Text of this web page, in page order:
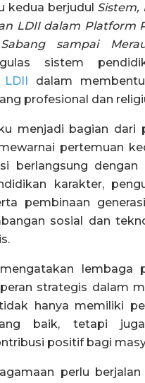
kedua berjudul Sistem,
LDII dalam Platform
sampai
sistem
LDII dalam
profesional dan
menjadi bagian dari
pertemuan
berlangsung dengan
karakter,
pembinaan
sosial dan
lembaga
strategis dalam
hanya memiliki
baik, tetapi
positif bagi
perlu berjalan